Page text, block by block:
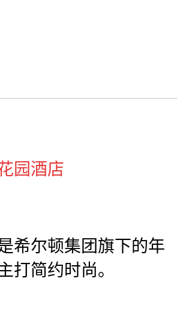
园酒店
希尔顿集团旗下的年
打简约时尚。